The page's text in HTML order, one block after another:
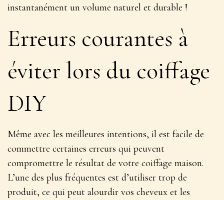
instantanément un volume naturel et durable !
Erreurs courantes à
éviter lors du coiffage
DIY
Même avec les meilleures intentions, il est facile de
commettre certaines erreurs qui peuvent
compromettre le résultat de votre coiffage maison.
L’une des plus fréquentes est d’utiliser trop de
produit, ce qui peut alourdir vos cheveux et les